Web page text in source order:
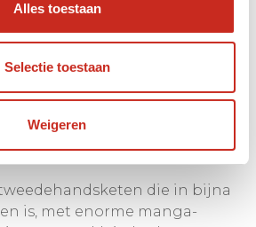
Alles toestaan
Selectie toestaan
Weigeren
Daikanyama (Tokyo) is een
waar je manga vindt naast
ideaal voor ouders die
die in bijna
is, met enorme manga-